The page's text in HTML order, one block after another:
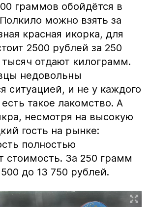
граммов обойдётся в
можно взять за
красная икорка, для
2500 рублей за 250
отдают килограмм.
недовольны
ситуацией, и не у каждого
такое лакомство. А
несмотря на высокую
гость на рынке:
полностью
стоимость. За 250 грамм
500 до 13 750 рублей.